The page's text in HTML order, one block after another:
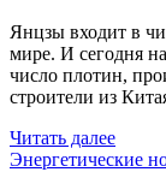
Янцзы входит в
мире. И сегодня
число плотин,
строители из
Читать далее
Энергетические